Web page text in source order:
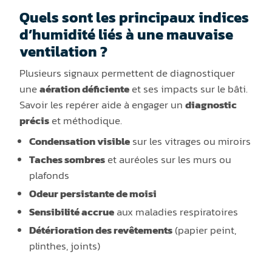
Quels sont les principaux indices
d’humidité liés à une mauvaise
ventilation ?
Plusieurs signaux permettent de diagnostiquer
uneaération déficienteet ses impacts sur le bâti.
Savoir les repérer aide à engager undiagnostic
préciset méthodique.
Condensation visiblesur les vitrages ou miroirs
Taches sombreset auréoles sur les murs ou
plafonds
Odeur persistante de moisi
Sensibilité accrueaux maladies respiratoires
Détérioration des revêtements(papier peint,
plinthes, joints)